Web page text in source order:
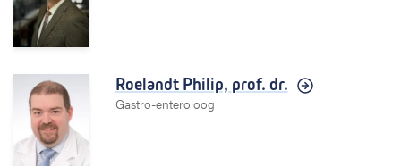
Roelandt Philip, prof. dr.
Gastro-enteroloog